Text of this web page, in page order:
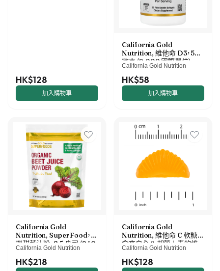
HK$128
加入購物車
California Gold
Nutrition, 維他命 D3，50
微克（2,000 國際單位），
90 粒魚明膠軟凝膠
California Gold Nutrition
HK$58
加入購物車
California Gold
Nutrition, SuperFood，有
機甜菜汁粉，8.5 盎司（240
克）
California Gold Nutrition
HK$218
California Gold
Nutrition, 維他命 C 軟糖，
含來自全 β-胡蘿卜素的維
他命 A，90 粒素食軟糖
California Gold Nutrition
HK$128